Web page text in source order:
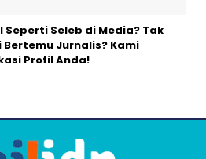
Seperti Seleb di Media? Tak
Bertemu Jurnalis? Kami
Profil Anda!